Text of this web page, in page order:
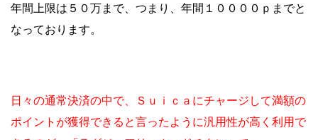
年間上限は５０万まで、つまり、年間１００００ｐまでと
なっております。
日々の通常決済の中で、Ｓｕｉｃａにチャージして満額の
ポイントが獲得できると言ったように汎用性が高く利用で